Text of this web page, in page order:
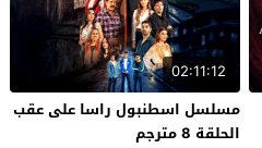
02:11:12
مسلسل اسطنبول راسا على عقب
الحلقة 8 مترجم